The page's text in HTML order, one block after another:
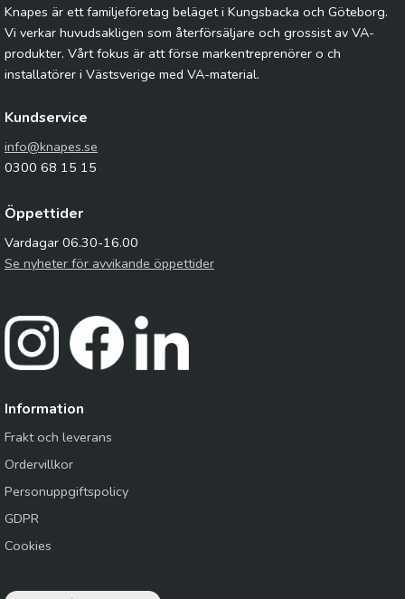
Knapes är ett familjeföretag beläget i Kungsbacka och Göteborg.
Vi verkar huvudsakligen som återförsäljare och grossist av VA-
produkter. Vårt fokus är att förse markentreprenörer o ch
installatörer i Västsverige med VA-material.
Kundservice
info@knapes.se
0300 68 15 15
Öppettider
Vardagar 06.30-16.00
Se nyheter för avvikande öppettider
Information
Frakt och leverans
Ordervillkor
Personuppgiftspolicy
GDPR
Cookies